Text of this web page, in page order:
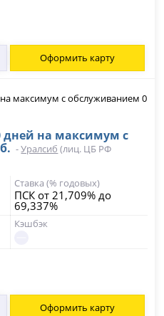
Оформить карту
дней на максимум с
-Уралсиб (лиц. ЦБ РФ
Ставка (% годовых)
ПСК от 21,709% до
69,337%
Кэшбэк
Оформить карту